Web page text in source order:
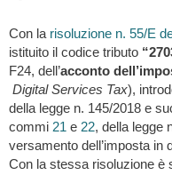
Con la risoluzione n. 55/E
istituito il codice tributo
F24, dell’acconto
Digital Services Tax),
della legge n. 145/2018 e
commi 21 e 22, della legge
versamento dell’imposta in
Con la stessa risoluzione è